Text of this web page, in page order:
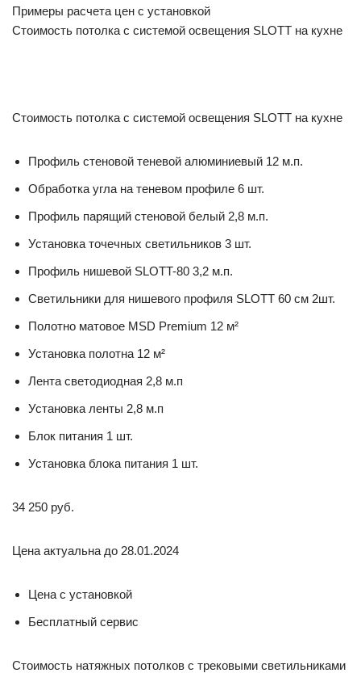
Примеры расчета цен с установкой
Стоимость потолка с системой освещения SLOTT на кухне
Стоимость потолка с системой освещения SLOTT на кухне
Профиль стеновой теневой алюминиевый 12 м.п.
Обработка угла на теневом профиле 6 шт.
Профиль парящий стеновой белый 2,8 м.п.
Установка точечных светильников 3 шт.
Профиль нишевой SLOTT-80 3,2 м.п.
Светильники для нишевого профиля SLOTT 60 см 2шт.
Полотно матовое MSD Premium 12 м²
Установка полотна 12 м²
Лента светодиодная 2,8 м.п
Установка ленты 2,8 м.п
Блок питания 1 шт.
Установка блока питания 1 шт.
34 250 руб.
Цена актуальна до 28.01.2024
Цена с установкой
Бесплатный сервис
Стоимость натяжных потолков с трековыми светильниками